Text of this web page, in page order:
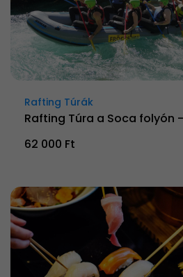
Rafting Túrák
Rafting Túra a Soca folyón
62 000 Ft